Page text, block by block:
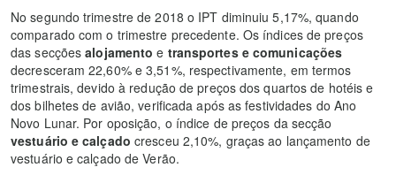
No segundo trimestre de 2018 o IPT diminuiu 5,17%, quando
comparado com o trimestre precedente. Os índices de preços
das secçõesalojamentoe transportes e comunicações
decresceram 22,60% e 3,51%, respectivamente, em termos
trimestrais, devido à redução de preços dos quartos de hotéis e
dos bilhetes de avião, verificada após as festividades do Ano
Novo Lunar. Por oposição, o índice de preços da secção
vestuário e calçado cresceu 2,10%, graças ao lançamento de
vestuário e calçado de Verão.